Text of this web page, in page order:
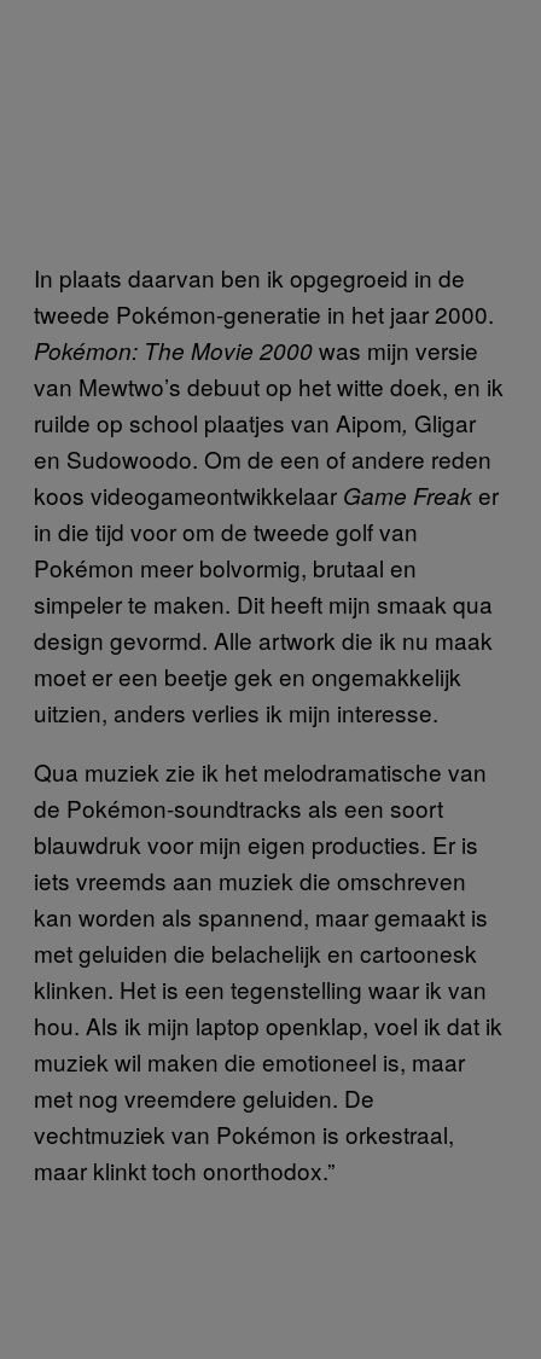
In plaats daarvan ben ik opgegroeid in de
tweede Pokémon-generatie in het jaar 2000.
Pokémon: The Movie 2000was mijn versie
van Mewtwo’s debuut op het witte doek, en ik
ruilde op school plaatjes van Aipom, Gligar
en Sudowoodo. Om de een of andere reden
koos videogameontwikkelaar Game Freaker
in die tijd voor om de tweede golf van
Pokémon meer bolvormig, brutaal en
simpeler te maken. Dit heeft mijn smaak qua
design gevormd. Alle artwork die ik nu maak
moet er een beetje gek en ongemakkelijk
uitzien, anders verlies ik mijn interesse.
Qua muziek zie ik het melodramatische van
de Pokémon-soundtracks als een soort
blauwdruk voor mijn eigen producties. Er is
iets vreemds aan muziek die omschreven
kan worden als spannend, maar gemaakt is
met geluiden die belachelijk en cartoonesk
klinken. Het is een tegenstelling waar ik van
hou. Als ik mijn laptop openklap, voel ik dat ik
muziek wil maken die emotioneel is, maar
met nog vreemdere geluiden. De
vechtmuziek van Pokémon is orkestraal,
maar klinkt toch onorthodox.”